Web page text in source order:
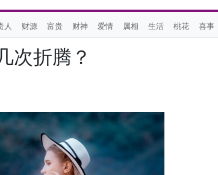
人 财源 富贵 财神 爱情 属相 生活 桃花 喜事
次折腾？